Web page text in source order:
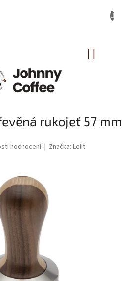
rukojeť 57 mm
hodnocení Značka:Lelit